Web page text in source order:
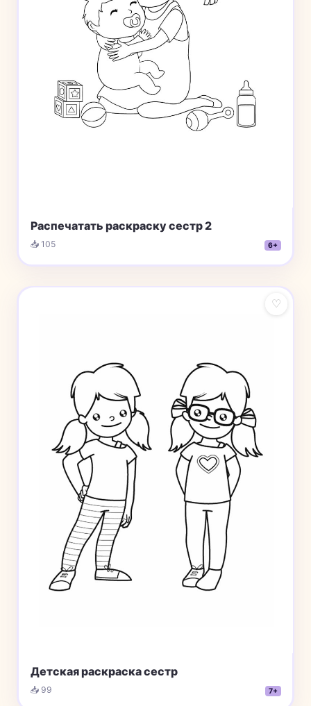
Распечатать раскраску сестр 2
📥 105 6+
♡
Детская раскраска сестр
📥 99 7+